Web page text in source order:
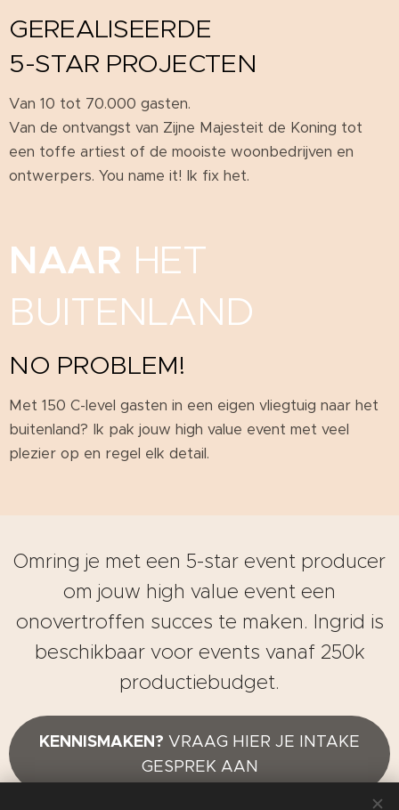
GEREALISEERDE
5-STAR PROJECTEN
Van 10 tot 70.000 gasten.
Van de ontvangst van Zijne Majesteit de Koning tot
een toffe artiest of de mooiste woonbedrijven en
ontwerpers. You name it! Ik fix het.
NAAR HET
BUITENLAND
NO PROBLEM!
Met 150 C-level gasten in een eigen vliegtuig naar het
buitenland? Ik pak jouw high value event met veel
plezier op en regel elk detail.
Omring je met een 5-star event producer
om jouw high value event een
onovertroffen succes te maken. Ingrid is
beschikbaar voor events vanaf 250k
productiebudget.
KENNISMAKEN? VRAAG HIER JE INTAKE
GESPREK AAN